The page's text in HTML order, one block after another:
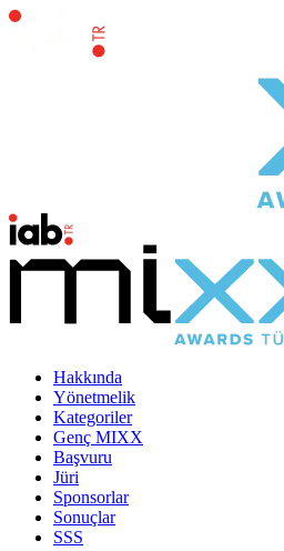
Hakkında
Yönetmelik
Kategoriler
Genç MIXX
Başvuru
Jüri
Sponsorlar
Sonuçlar
SSS